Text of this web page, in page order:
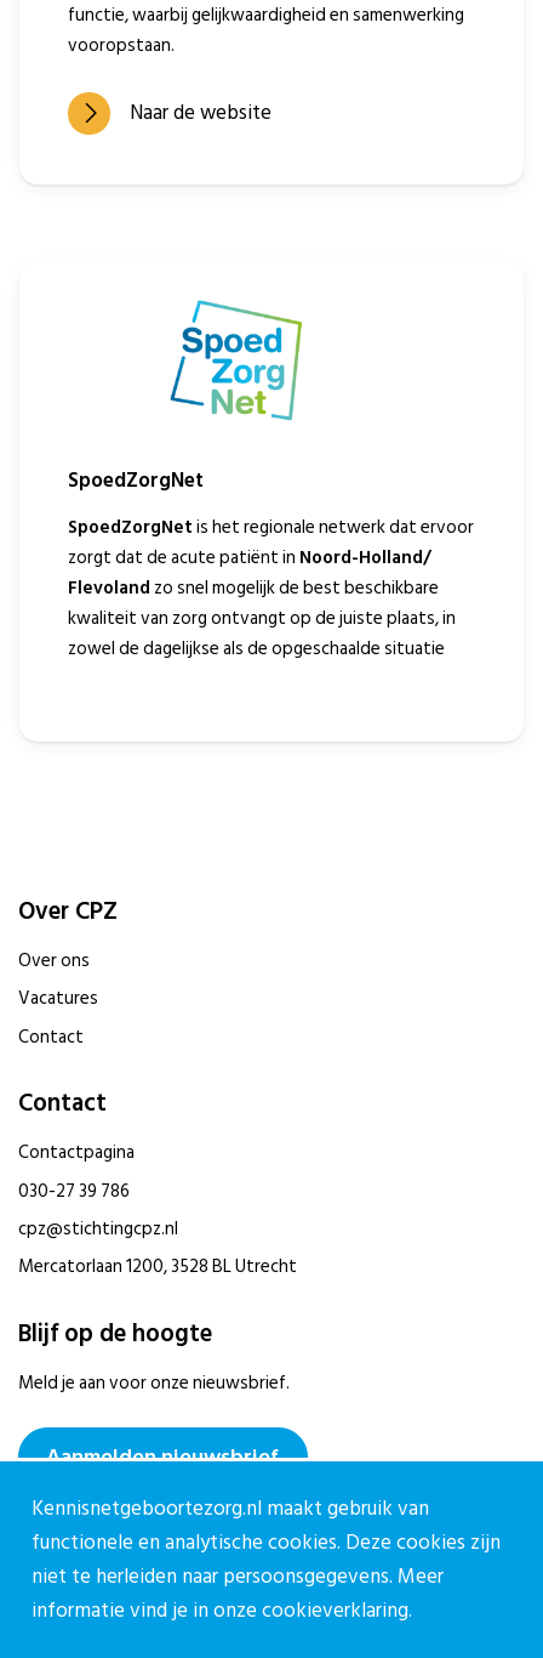
functie, waarbij gelijkwaardigheid en samenwerking
vooropstaan.
Naar de website
SpoedZorgNet
SpoedZorgNetis het regionale netwerk dat ervoor
zorgt dat de acute patiënt in Noord-Holland/
Flevoland zo snel mogelijk de best beschikbare
kwaliteit van zorg ontvangt op de juiste plaats, in
zowel de dagelijkse als de opgeschaalde situatie
Over CPZ
Over ons
Vacatures
Contact
Contact
Contactpagina
030-27 39 786
cpz@stichtingcpz.nl
Mercatorlaan 1200, 3528 BL Utrecht
Blijf op de hoogte
Meld je aan voor onze nieuwsbrief.
Aanmelden nieuwsbrief
Kennisnetgeboortezorg.nl maakt gebruik van
functionele en analytische cookies. Deze cookies zijn
niet te herleiden naar persoonsgegevens. Meer
informatie vind je in onzecookieverklaring.